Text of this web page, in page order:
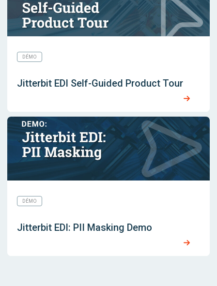
DÉMO
Jitterbit EDI Self-Guided Product Tour
DÉMO
Jitterbit EDI: PII Masking Demo